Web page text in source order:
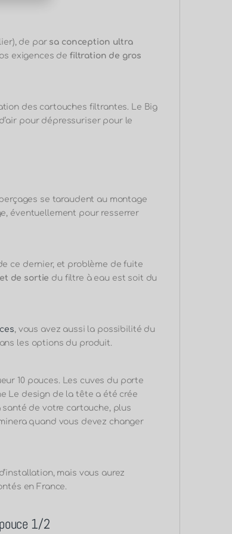
de par sa conception ultra
exigences de filtration de gros
des cartouches filtrantes. Le Big
pour dépressuriser pour le
se taraudent au montage
éventuellement pour resserrer
ce dernier, et problème de fuite
de sortie du filtre à eau est soit du
, vous avez aussi la possibilité du
les options du produit.
10 pouces. Les cuves du porte
Le design de la tête a été crée
santé de votre cartouche, plus
quand vous devez changer
mais vous aurez
en France.
1/2